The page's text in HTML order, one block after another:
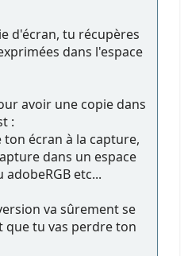
d'écran, tu récupères
dans l'espace
avoir une copie dans
:
écran à la capture,
dans un espace
etc...
va sûrement se
tu vas perdre ton